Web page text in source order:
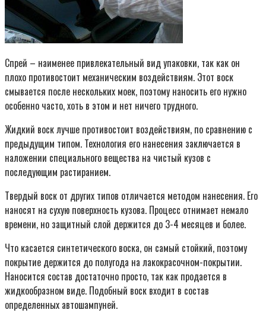
Спрей – наименее привлекательный вид упаковки, так как он
плохо противостоит механическим воздействиям. Этот воск
смывается после нескольких моек, поэтому наносить его нужно
особенно часто, хоть в этом и нет ничего трудного.
Жидкий воск лучше противостоит воздействиям, по сравнению с
предыдущим типом. Технология его нанесения заключается в
наложении специального вещества на чистый кузов с
последующим растиранием.
Твердый воск от других типов отличается методом нанесения. Его
наносят на сухую поверхность кузова. Процесс отнимает немало
времени, но защитный слой держится до 3-4 месяцев и более.
Что касается синтетического воска, он самый стойкий, поэтому
покрытие держится до полугода на лакокрасочном-покрытии.
Наносится состав достаточно просто, так как продается в
жидкообразном виде. Подобный воск входит в состав
определенных автошампуней.